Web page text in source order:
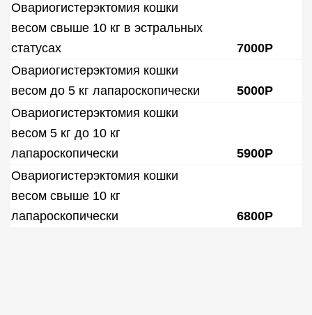
Овариогистерэктомия кошки
весом свыше 10 кг в эстральных
статусах
7000Р
Овариогистерэктомия кошки
весом до 5 кг лапароскопически
5000Р
Овариогистерэктомия кошки
весом 5 кг до 10 кг
лапароскопически
5900Р
Овариогистерэктомия кошки
весом свыше 10 кг
лапароскопически
6800Р